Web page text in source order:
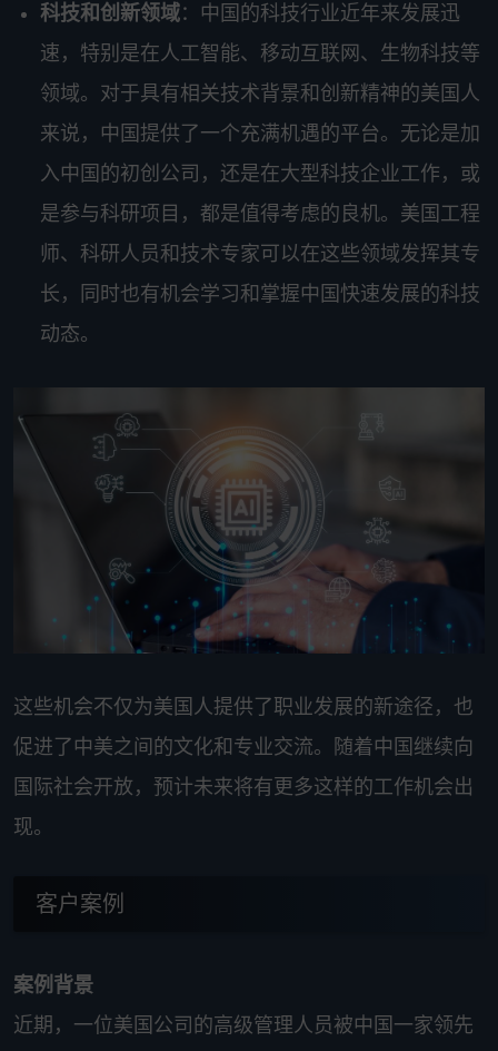
科技和创新领域：中国的科技行业近年来发展迅
速，特别是在人工智能、移动互联网、生物科技等
领域。对于具有相关技术背景和创新精神的美国人
来说，中国提供了一个充满机遇的平台。无论是加
入中国的初创公司，还是在大型科技企业工作，或
是参与科研项目，都是值得考虑的良机。美国工程
师、科研人员和技术专家可以在这些领域发挥其专
长，同时也有机会学习和掌握中国快速发展的科技
动态。
这些机会不仅为美国人提供了职业发展的新途径，也
促进了中美之间的文化和专业交流。随着中国继续向
国际社会开放，预计未来将有更多这样的工作机会出
现。
客户案例
案例背景
近期，一位美国公司的高级管理人员被中国一家领先